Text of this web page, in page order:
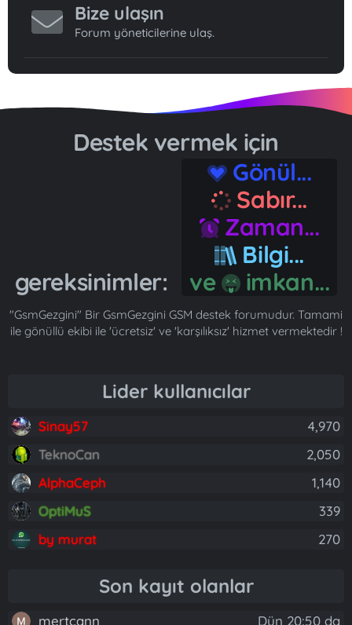
Bize ulaşın
Forum yöneticilerine ulaş.
Destek vermek için
gereksinimler:
Gönül...
Sabır...
Zaman...
Bilgi...
ve
imkan...
"GsmGezgini" Bir GsmGezgini GSM destek forumudur. Tamami
ile gönüllü ekibi ile 'ücretsiz' ve 'karşılıksız' hizmet vermektedir !
Lider kullanıcılar
Sinay57
4,970
TeknoCan
2,050
AlphaCeph
1,140
OptiMuS
339
by murat
270
Son kayıt olanlar
mertcann
Dün 20:50 da